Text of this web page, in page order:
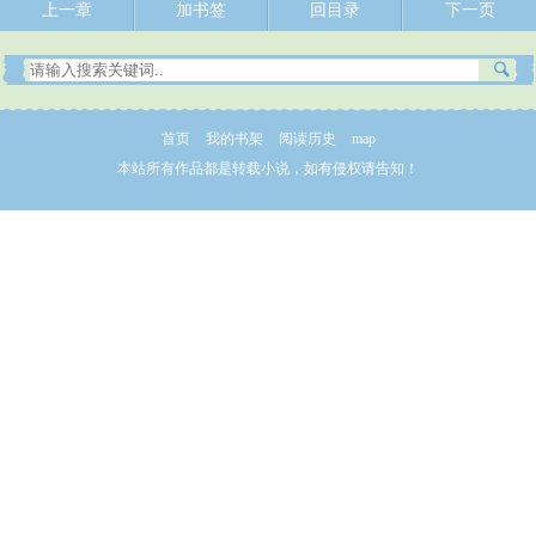
上一章 加书签 回目录 下一页
首页 我的书架 阅读历史
map
本站所有作品都是转载小说，如有侵权请告知！